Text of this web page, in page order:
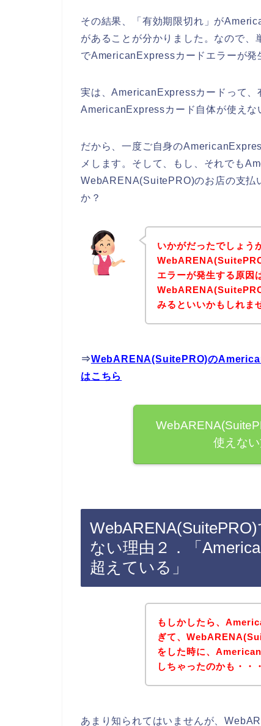
その結果、「有効期限切れ」が
があることが分かりました。なので
でAmericanExpressカードエラーが発
実は、AmericanExpressカードって、
AmericanExpressカード自体が使えな
だから、一度ご自身の
メします。そして、もし、それでも
WebARENA(SuitePRO)のお店の支払
か？
いかがだったでしょう
エラーが発生する原因
みるといいかもしれま
⇒WebARENA(SuitePRO)の
はこちら
使えな
ない理由２．「
超えている」
もしかしたら、
ぎて、
をした時に、
しちゃったのかも・・・
あまり知られてはいませんが、